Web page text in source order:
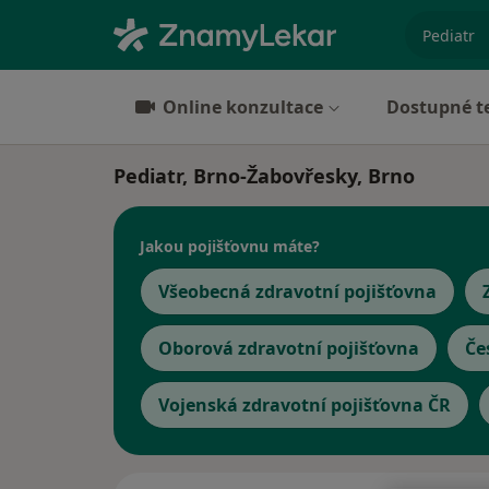
Online konzultace Dostupné
Pediatr, Brno-Žabovřesky, Brno
Jakou pojišťovnu máte?
Všeobecná zdravotní pojišťovna
Oborová zdravotní pojišťovna
Vojenská zdravotní pojišťovna ČR